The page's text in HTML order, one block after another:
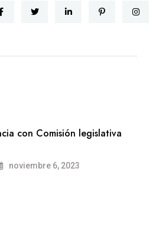
con Comisión legislativa
noviembre 6, 2023